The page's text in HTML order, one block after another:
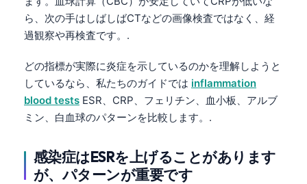
ら、次の手はしばしばCTなどの画像検査ではなく、経
過観察や再検査です。.
どの指標が実際に炎症を示しているのかを理解しようと
しているなら、私たちのガイドでは inflammation
blood tests ESR、CRP、フェリチン、血小板、アルブ
ミン、白血球のパターンを比較します。.
感染症はESRを上げることがあります
が、パターンが重要です